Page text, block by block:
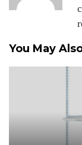
You May